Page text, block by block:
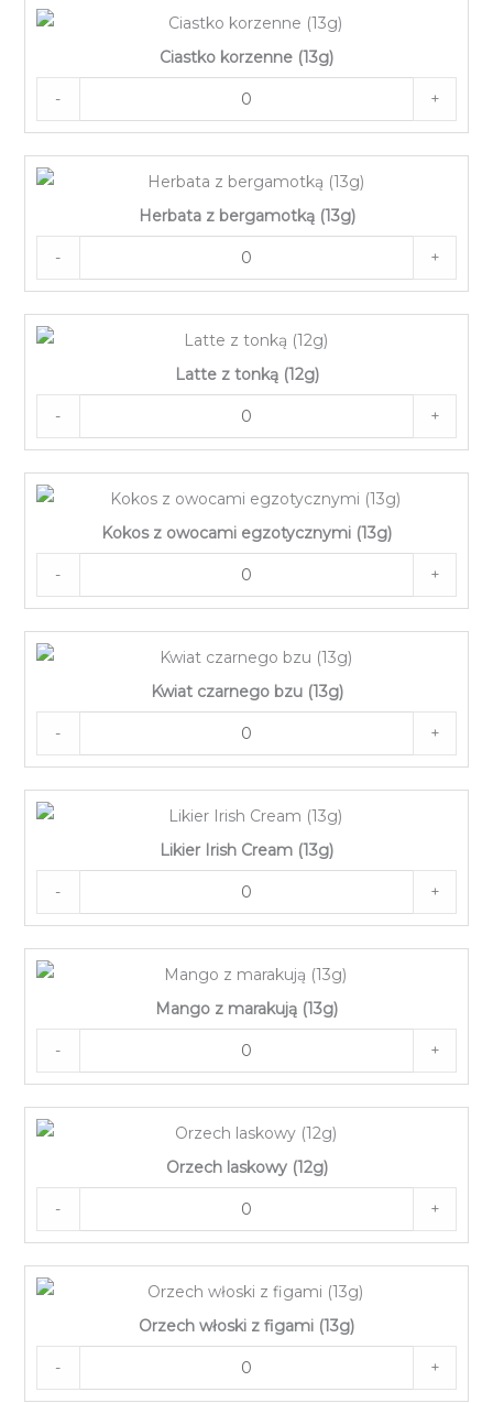
Ciastko korzenne (13g)
- +
Herbata z bergamotką (13g)
- +
Latte z tonką (12g)
- +
Kokos z owocami egzotycznymi (13g)
- +
Kwiat czarnego bzu (13g)
- +
Likier Irish Cream (13g)
- +
Mango z marakują (13g)
- +
Orzech laskowy (12g)
- +
Orzech włoski z figami (13g)
- +